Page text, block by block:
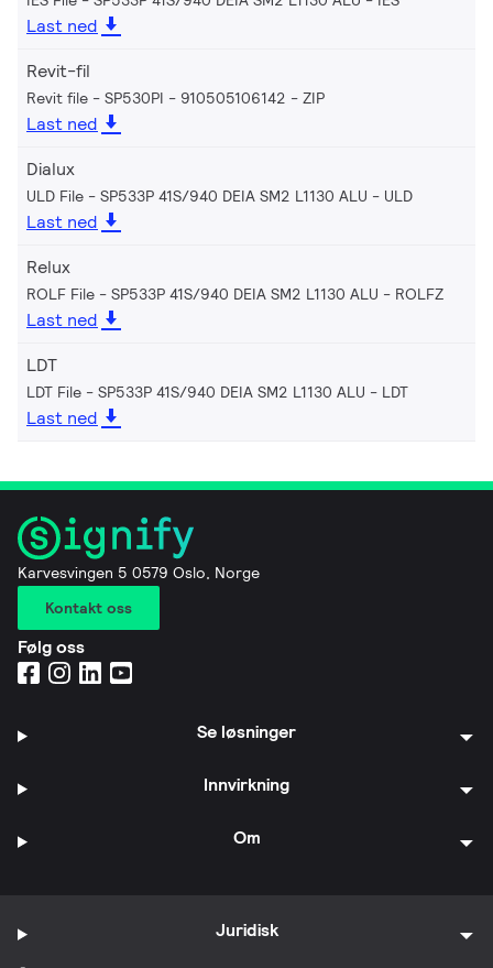
Last ned
Revit-fil
Revit file - SP530PI - 910505106142 ZIP
Last ned
Dialux
ULD File - SP533P 41S/940 DEIA SM2 L1130 ALU ULD
Last ned
Relux
ROLF File - SP533P 41S/940 DEIA SM2 L1130 ALU ROLFZ
Last ned
LDT
LDT File - SP533P 41S/940 DEIA SM2 L1130 ALU LDT
Last ned
Karvesvingen 5 0579 Oslo, Norge
Kontakt oss
Følg oss
Se løsninger
Innvirkning
Om
Juridisk